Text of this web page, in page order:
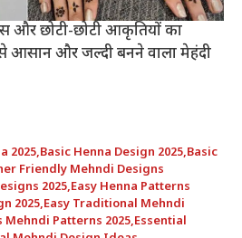
और छोटी-छोटी आकृतियों का
आसान और जल्दी बनने वाला मेहंदी
2025,Basic Henna Design 2025,Basic
Friendly Mehndi Designs
2025,Easy Henna Patterns
2025,Easy Traditional Mehndi
Patterns 2025,Essential